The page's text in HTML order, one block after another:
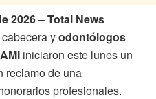
2026 – Total News
yodontólogos
iniciaron este lunes un
reclamo de una
profesionales.